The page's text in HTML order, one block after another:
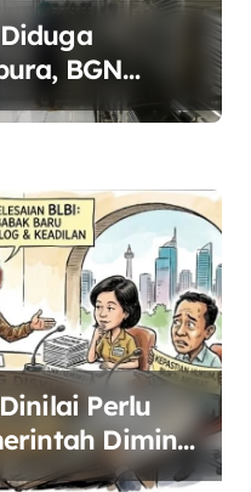
BGN
Keamanan
Perlu
Diminta